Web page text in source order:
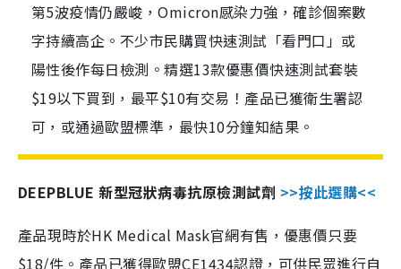
第5波疫情仍嚴峻，Omicron感染力強，確診個案數
字持續高企。不少市民購買快速測試「看門口」或
陽性後作每日檢測。精選13款優惠價快速測試套裝
$19以下買到，最平$10有交易！產品已獲衛生署認
可，或通過歐盟標準，最快10分鐘知結果。
DEEPBLUE 新型冠狀病毒抗原檢測試劑 >>按此選購<<
產品現時於HK Medical Mask官網有售，優惠價只要
$18/件。產品已獲得歐盟CE1434認證，可供民眾進行自